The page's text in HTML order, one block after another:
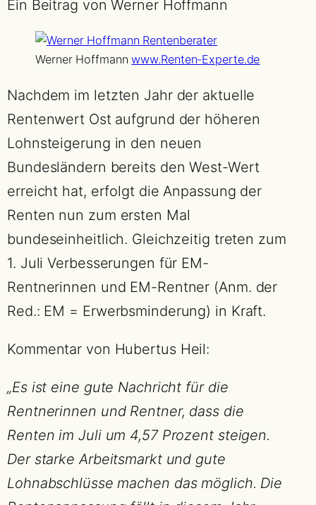
Ein Beitrag von Werner Hoffmann
Werner Hoffmannwww.Renten-Experte.de
Nachdem im letzten Jahr der aktuelle
Rentenwert Ost aufgrund der höheren
Lohnsteigerung in den neuen
Bundesländern bereits den West-Wert
erreicht hat, erfolgt die Anpassung der
Renten nun zum ersten Mal
bundeseinheitlich. Gleichzeitig treten zum
1. Juli Verbesserungen für EM-
Rentnerinnen und EM-Rentner (Anm. der
Red.: EM = Erwerbsminderung) in Kraft.
Kommentar von Hubertus Heil:
„Es ist eine gute Nachricht für die
Rentnerinnen und Rentner, dass die
Renten im Juli um 4,57 Prozent steigen.
Der starke Arbeitsmarkt und gute
Lohnabschlüsse machen das möglich. Die